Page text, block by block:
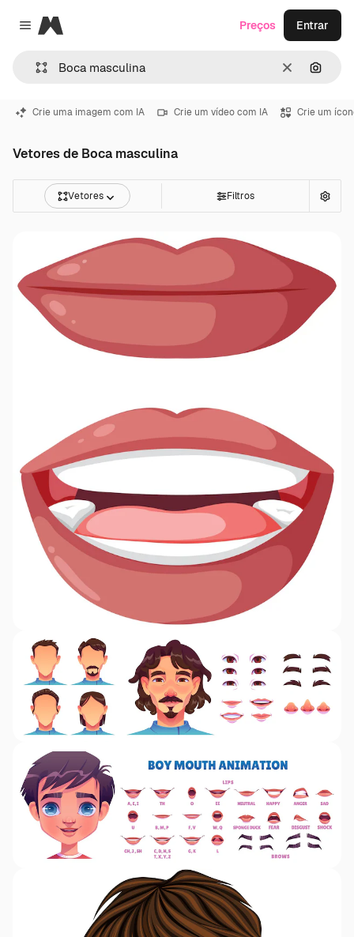
Close menu
Magnific
Limpar
Preços Entrar
Crie uma imagem com IA Crie um vídeo com IA Crie um
Vetores de Boca masculina
Vetores Filtros